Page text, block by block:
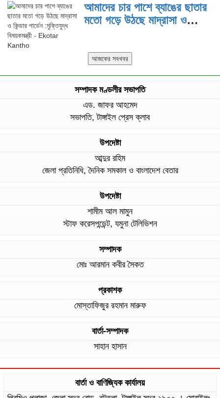
আমাদের চার পাশে ব্যাঙের ছাতার
মতো গড়ে উঠছে মাদ্রাসা ও
সম্পাদক মণ্ডলীর সভাপতি
এড. জাফর আহমেদ
সভাপতি, টাঙ্গাইল প্রেস ক্লাব
উপদেষ্টা
আব্দুর রহিম
জেলা প্রতিনিধি, দৈনিক সমকাল ও বাংলাদেশ বেতার
উপদেষ্টা
শামীম আল মামুন
স্টাফ করেসপন্ডেন্ট, যমুনা টেলিভিশন
সম্পাদক
মোঃ আরমান কবীর সৈকত
প্রকাশক
মোস্তাফিজুর রহমান মারুফ
বার্তা-সম্পাদক
সাহান হাসান
বার্তা ও বাণিজ্যিক কার্যালয়